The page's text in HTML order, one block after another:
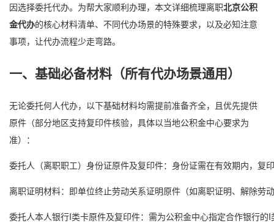
因选择委托代办。为帮大家顺利办理，本文详细梳理离职北京公积
金代办的核心材料清单、不同代办场景的特殊要求，以及必知注意
事项，让代办流程少走弯路。
一、基础必备材料（所有代办场景通用）
无论委托何人代办，以下基础材料均需提前准备齐全，且优先提供
原件（部分地区支持复印件核验，具体以当地公积金中心要求为
准）：
委托人（离职职工）身份证原件及复印件：身份证需在有效期内，复
离职证明材料：即单位终止劳动关系证明原件（如离职证明、解除
委托人本人银行I类卡原件及复印件：需为公积金中心指定合作银行